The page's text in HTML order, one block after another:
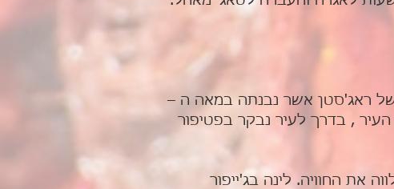
הינה עיר הבירה של ראג'סטן אשר נבנתה במאה ה –
העיר , בדרך לעיר נבקר בפטיפור
את החוויה. לינה בג'ייפור